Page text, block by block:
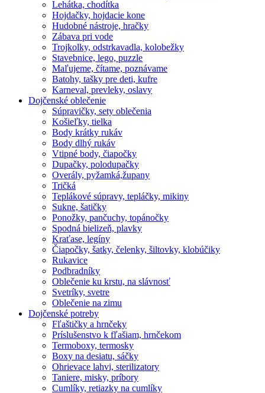
Lehátka, chodítka
Hojdačky, hojdacie kone
Hudobné nástroje, hračky
Zábava pri vode
Trojkolky, odstrkavadla, kolobežky
Stavebnice, lego, puzzle
Maľujeme, čítame, poznávame
Batohy, tašky pre deti, kufre
Karneval, prevleky, oslavy
Dojčenské oblečenie
Súpravičky, sety oblečenia
Košieľky, tielka
Body krátky rukáv
Body dlhý rukáv
Vtipné body, čiapočky
Dupačky, polodupačky
Overály, pyžamká,župany
Tričká
Teplákové súpravy, tepláčky, mikiny
Sukne, šatičky
Ponožky, pančuchy, topánočky
Spodná bielizeň, plavky
Kraťase, legíny
Čiapočky, šatky, čelenky, šiltovky, klobúčiky
Rukavice
Podbradníky
Oblečenie ku krstu, na slávnosť
Svetríky, svetre
Oblečenie na zimu
Dojčenské potreby
Fľaštičky a hrnčeky
Príslušenstvo k fľašiam, hrnčekom
Termoboxy, termosky
Boxy na desiatu, sáčky
Ohrievace lahvi, sterilizatory
Taniere, misky, príbory
Cumlíky, retiazky na cumlíky